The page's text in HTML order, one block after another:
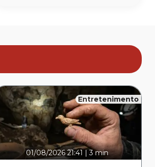
Entretenimento
01/08/2026 21:41 |3 min